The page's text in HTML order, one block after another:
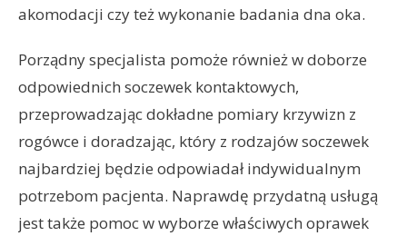
akomodacji czy też wykonanie badania dna oka.
Porządny specjalista pomoże również w doborze
odpowiednich soczewek kontaktowych,
przeprowadzając dokładne pomiary krzywizn z
rogówce i doradzając, który z rodzajów soczewek
najbardziej będzie odpowiadał indywidualnym
potrzebom pacjenta. Naprawdę przydatną usługą
jest także pomoc w wyborze właściwych oprawek